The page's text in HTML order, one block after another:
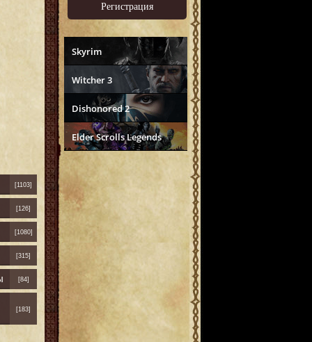
Регистрация
Skyrim
Witcher 3
Dishonored 2
Elder Scrolls Legends
[1103]
[126]
[1080]
[315]
[84]
[183]